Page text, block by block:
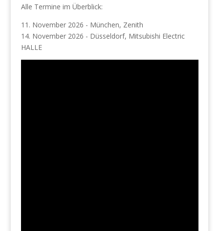
Alle Termine im Überblick:
11. November 2026 - München, Zenith
14. November 2026 - Düsseldorf, Mitsubishi Electric
HALLE